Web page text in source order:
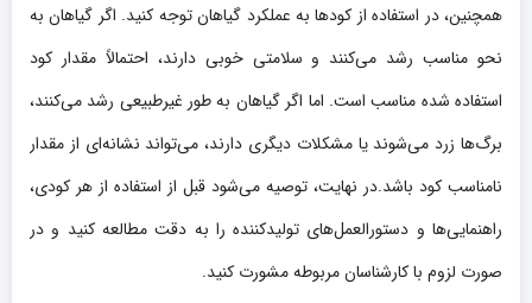
همچنین، در استفاده از کودها به عملکرد گیاهان توجه کنید. اگر گیاهان به
نحو مناسب رشد می‌کنند و سلامتی خوبی دارند، احتمالاً مقدار کود
استفاده شده مناسب است. اما اگر گیاهان به طور غیرطبیعی رشد می‌کنند،
برگ‌ها زرد می‌شوند یا مشکلات دیگری دارند، می‌تواند نشانه‌ای از مقدار
نامناسب کود باشد.در نهایت، توصیه می‌شود قبل از استفاده از هر کودی،
راهنمایی‌ها و دستورالعمل‌های تولیدکننده را به دقت مطالعه کنید و در
صورت لزوم با کارشناسان مربوطه مشورت کنید.